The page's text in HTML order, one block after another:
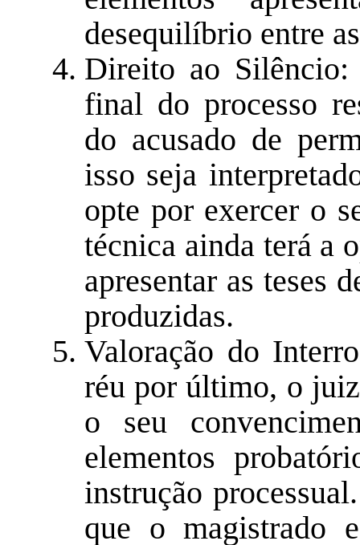
desequilíbrio entre
Direito ao
final do processo
do acusado de
isso seja
opte por exercer o
técnica ainda terá a
apresentar as teses
produzidas.
Valoração do
réu por último, o
o seu
elementos
instrução
que o magistrado